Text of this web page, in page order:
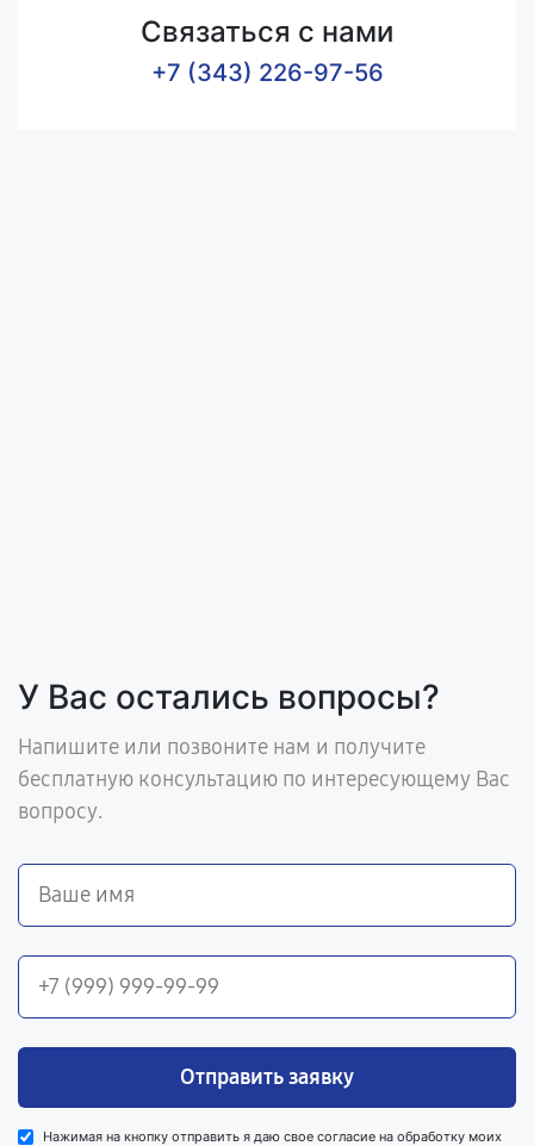
Связаться с нами
+7 (343) 226-97-56
У Вас остались вопросы?
Напишите или позвоните нам и получите
бесплатную консультацию по интересующему Вас
вопросу.
Отправить заявку
Нажимая на кнопку отправить я даю свое согласие на обработку моих